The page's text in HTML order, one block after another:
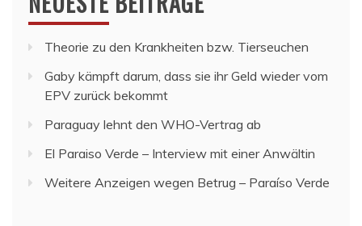
Theorie zu den Krankheiten bzw. Tierseuchen
Gaby kämpft darum, dass sie ihr Geld wieder vom
EPV zurück bekommt
Paraguay lehnt den WHO-Vertrag ab
El Paraiso Verde – Interview mit einer Anwältin
Weitere Anzeigen wegen Betrug – Paraíso Verde